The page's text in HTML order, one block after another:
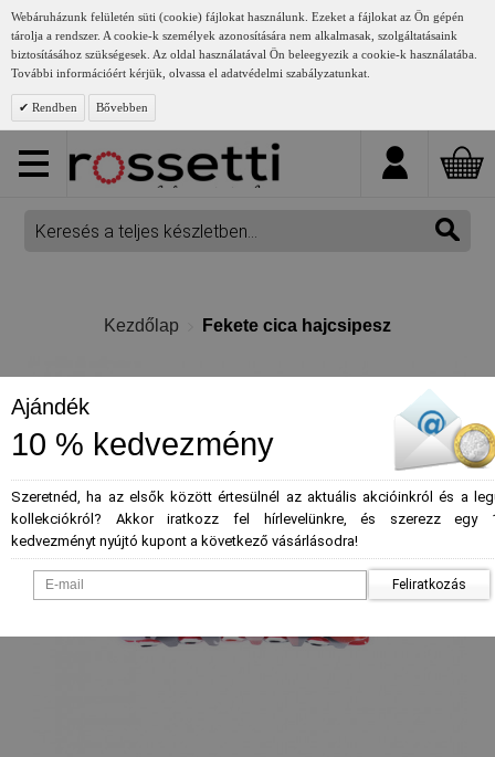
Webáruházunk felületén süti (cookie) fájlokat használunk. Ezeket a fájlokat az Ön gépén
tárolja a rendszer. A cookie-k személyek azonosítására nem alkalmasak, szolgáltatásaink
biztosításához szükségesek. Az oldal használatával Ön beleegyezik a cookie-k használatába.
További információért kérjük, olvassa el adatvédelmi szabályzatunkat.
Rendben Bővebben
Kezdőlap Fekete cica hajcsipesz
Ajándék
10 % kedvezmény
Szeretnéd, ha az elsők között értesülnél az aktuális akcióinkról és a
kollekciókról? Akkor iratkozz fel hírlevelünkre, és szerezz egy
kedvezményt nyújtó kupont a következő vásárlásodra!
Feliratkozás